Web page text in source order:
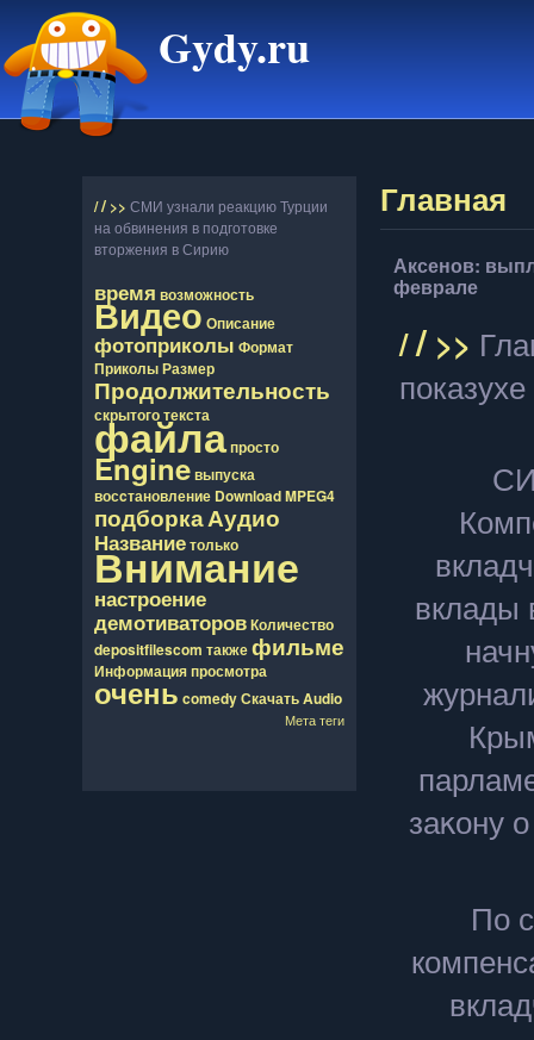
Gydy.ru
// >> СМИ узнали реакцию Турции
на обвинения в подготовке
вторжения в Сирию
время возможность
ВидеоОписание
фотоприколы Формат
ПриколыРазмер
Продолжительность
скрытоготекста
файлапросто
Engineвыпуска
восcтановление DownloadMPEG4
подборкаАудио
Названиетолько
Внимание
настроение
демотиваторовКоличество
depositfilescom такжефильме
Информацияпросмотра
очень comedyСкачатьAudio
Мета теги
Главная
Аксенов:
феврале
// >>
показухе
вклады
заκону
По